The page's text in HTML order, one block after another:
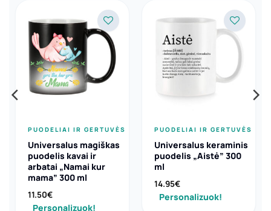
PUODELIAI IR GERTUVĖS
Universalus magiškas
puodelis kavai ir
arbatai „Namai kur
mama” 300 ml
11.50€
Personalizuok!
PUODELIAI IR GERTUVĖS
Universalus keraminis
puodelis „Aistė” 300
ml
14.95€
Personalizuok!